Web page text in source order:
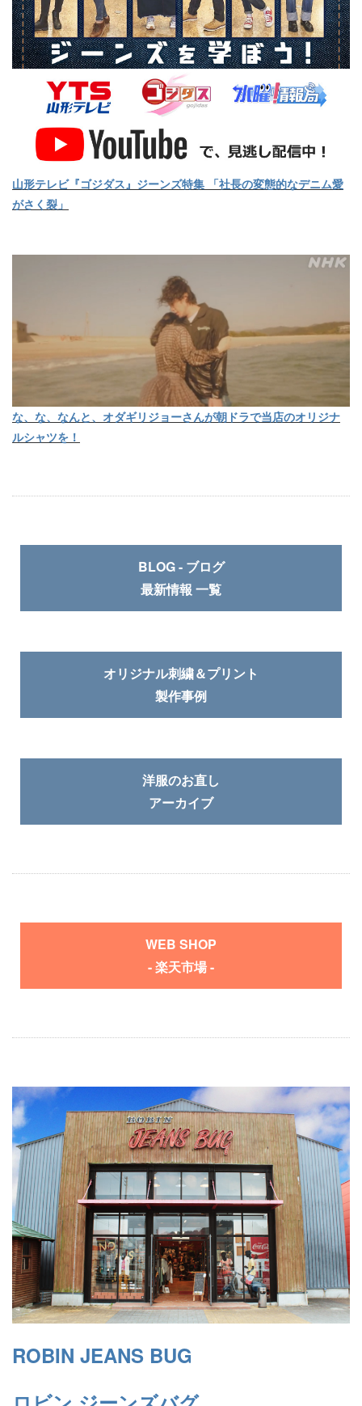
山形テレビ『ゴジダス』ジーンズ特集 「社長の変態的なデニム愛
がさく裂」
な、な、なんと、オダギリジョーさんが朝ドラで当店のオリジナ
ルシャツを！
BLOG - ブログ
最新情報 一覧
オリジナル刺繍＆プリント
製作事例
洋服のお直し
アーカイブ
WEB SHOP
- 楽天市場 -
ROBIN JEANS BUG